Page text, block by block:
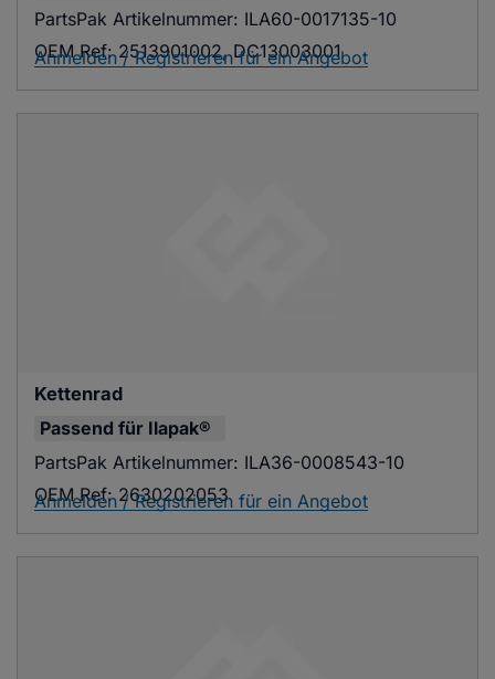
PartsPak Artikelnummer: ILA60-0017135-10
OEM Ref: 2513901002, DC13003001
Anmelden / Registrieren für ein Angebot
Kettenrad
Passend für Ilapak®
PartsPak Artikelnummer: ILA36-0008543-10
OEM Ref: 2630202053
Anmelden / Registrieren für ein Angebot